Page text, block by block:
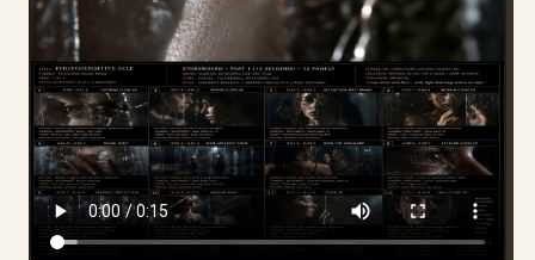
다운로드
블로그
업데이트